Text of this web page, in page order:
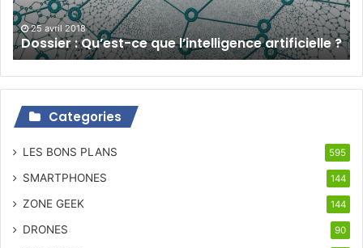
?
25 avril 2018
Dossier : Qu’est-ce que l’intelligence artificielle ?
Categories
LES BONS PLANS 595
SMARTPHONES 144
ZONE GEEK 144
DRONES 90